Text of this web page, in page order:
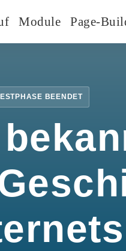
Module Page-
BEENDET